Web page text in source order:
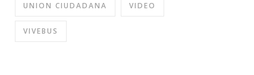
UNION CIUDADANA VIDEO
VIVEBUS